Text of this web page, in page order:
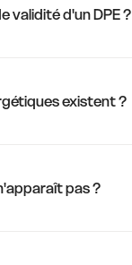
validité d'un DPE ?
existent ?
pas ?